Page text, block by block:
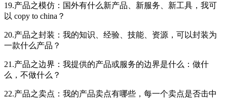
19.产品之模仿：国外有什么新产品、新服务、新工具，我可
以 copy to china？
20.产品之封装：我的知识、经验、技能、资源，可以封装为
一款什么产品？
21.产品之边界：我提供的产品或服务的边界是什么：做什
么，不做什么？
22.产品之卖点：我的产品卖点有哪些，每一个卖点是否击中